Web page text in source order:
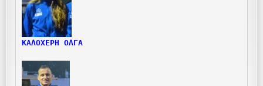
ΚΑΛΟΧΕΡΗ ΟΛΓΑ